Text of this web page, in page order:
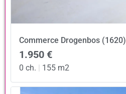
Commerce Drogenbos (1620)
1.950 €
0 ch. | 155 m2